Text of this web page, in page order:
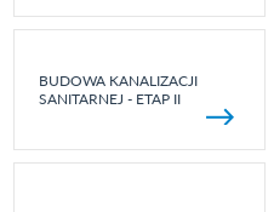
BUDOWA KANALIZACJI
SANITARNEJ - ETAP II